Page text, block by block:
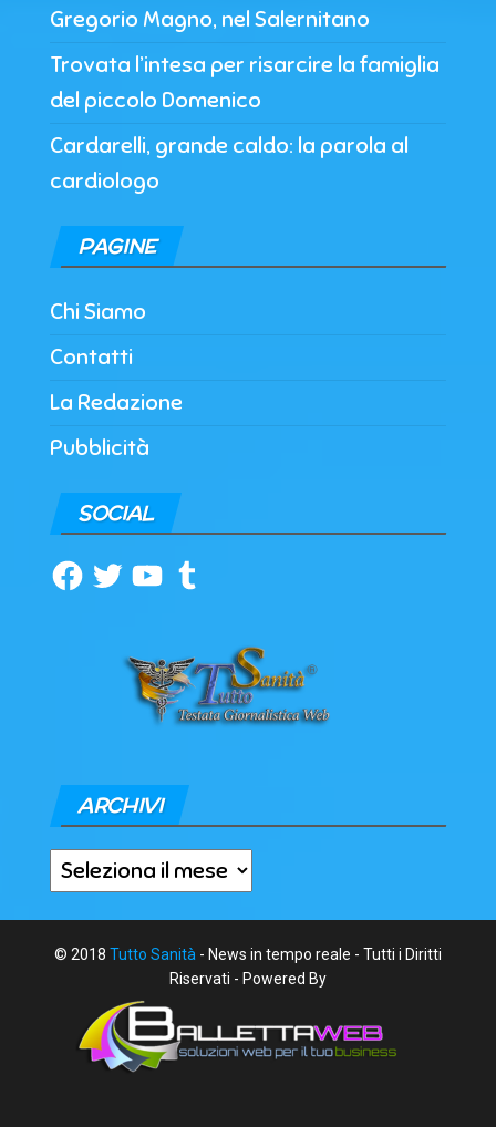
Gregorio Magno, nel Salernitano
Trovata l’intesa per risarcire la famiglia
del piccolo Domenico
Cardarelli, grande caldo: la parola al
cardiologo
PAGINE
Chi Siamo
Contatti
La Redazione
Pubblicità
SOCIAL
Facebook
TwitterYouTubeTumblr
ARCHIVI
Archivi
© 2018 Tutto Sanità - News in tempo reale - Tutti i Diritti
Riservati - Powered By